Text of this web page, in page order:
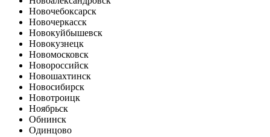
Новочебоксарск
Новочеркасск
Новокуйбышевск
Новокузнецк
Новомосковск
Новороссийск
Новошахтинск
Новосибирск
Новотроицк
Ноябрьск
Обнинск
Одинцово